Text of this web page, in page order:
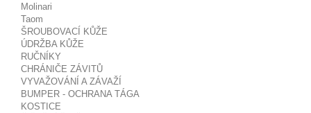
Molinari
Taom
ŠROUBOVACÍ KŮŽE
ÚDRŽBA KŮŽE
RUČNÍKY
CHRÁNIČE ZÁVITŮ
VYVAŽOVÁNÍ A ZÁVAŽÍ
BUMPER - OCHRANA TÁGA
KOSTICE